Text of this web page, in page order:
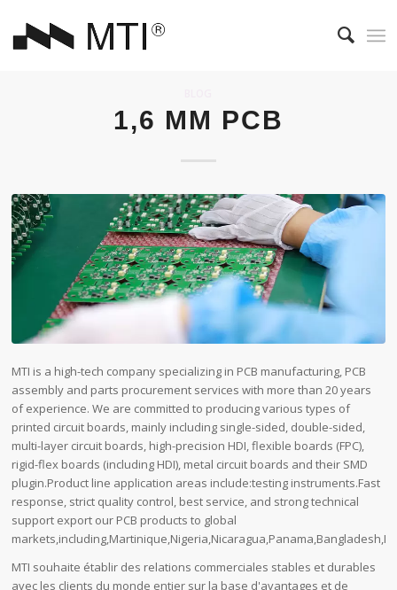
1,6 MM PCB
MTI is a high-tech company specializing in PCB manufacturing, PCB
assembly and parts procurement services with more than 20 years
of experience. We are committed to producing various types of
printed circuit boards, mainly including single-sided, double-sided,
multi-layer circuit boards, high-precision HDI, flexible boards (FPC),
rigid-flex boards (including HDI), metal circuit boards and their SMD
plugin.Product line application areas include:testing instruments.Fast
response, strict quality control, best service, and strong technical
support export our PCB products to global
MTI souhaite établir des relations commerciales stables et durables
avec les clients du monde entier sur la base d'avantages et de